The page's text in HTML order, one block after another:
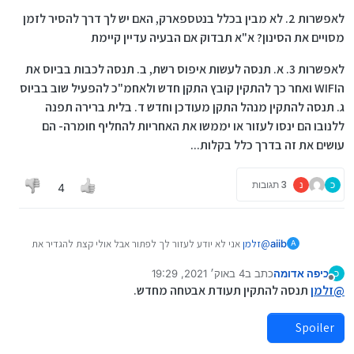
לאפשרות 2. לא מבין בכלל בנטספארק, האם יש לך דרך להסיר לזמן
מסויים את הסינון? א"א תבדוק אם הבעיה עדיין קיימת
לאפשרות 3. א. תנסה לעשות איפוס רשת, ב. תנסה לכבות בביוס את
הWIFI ואחר כך להתקין קובץ התקן חדש ולאחמ"כ להפעיל שוב בביוס
ג. תנסה להתקין מנהל התקן מעודכן וחדש ד. בלית ברירה תפנה
ללנובו הם ינסו לעזור או יממשו את האחריות להחליף חומרה- הם
עושים את זה בדרך כלל בקלות...
כ נ 3 תגובות 4
A
aiib
@זלמןאני לא יודע לעזור לך לפתור אבל אולי קצת להגדיר את
יש 3 חלקים שעלולים להיות בעייתיים:
כ
מנותק
כיפה אדומהכתב ב4 באוק׳ 2021, 19:29
נערך לאחרונה על ידי
@זלמןתנסה להתקין תעודת אבטחה מחדש.
Spoiler